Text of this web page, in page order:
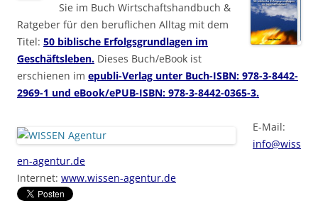
Sie im Buch Wirtschaftshandbuch &
Ratgeber für den beruflichen Alltag mit dem
Titel: 50 biblische Erfolgsgrundlagen im
Geschäftsleben. Dieses Buch/eBook ist
erschienen im epubli-Verlag unter Buch-ISBN: 978-3-8442-
2969-1 und eBook/ePUB-ISBN: 978-3-8442-0365-3.
E-Mail:
info@wiss
en-agentur.de
Internet: www.wissen-agentur.de